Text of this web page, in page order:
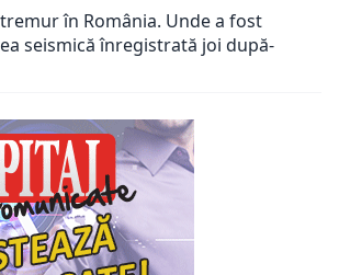
în România. Unde a fost
seismică înregistrată joi după-